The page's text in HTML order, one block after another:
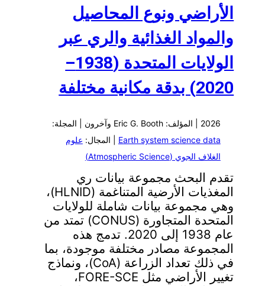
الأراضي ونوع المحاصيل
والمواد الغذائية والري عبر
الولايات المتحدة (1938–
2020) بدقة مكانية مختلفة
2026 | المؤلف: Eric G. Booth وآخرون | المجلة:
Earth system science data | المجال: علوم
الغلاف الجوي (Atmospheric Science)
تقدم البحث مجموعة بيانات ري
المغذيات الأرضية المتناغمة (HLNID)،
وهي مجموعة بيانات شاملة للولايات
المتحدة المتجاورة (CONUS) تمتد من
عام 1938 إلى 2020. تدمج هذه
المجموعة مصادر مختلفة موجودة، بما
في ذلك تعداد الزراعة (CoA)، ونماذج
تغيير الأراضي مثل FORE-SCE،